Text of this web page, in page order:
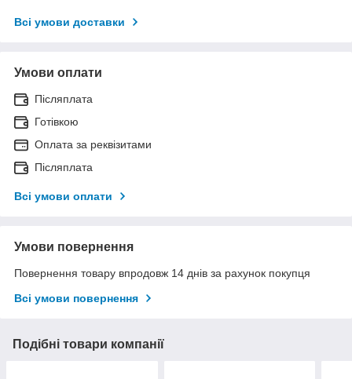
Всі умови доставки
Умови оплати
Післяплата
Готівкою
Оплата за реквізитами
Післяплата
Всі умови оплати
Умови повернення
Повернення товару впродовж 14 днів за рахунок покупця
Всі умови повернення
Подібні товари компанії